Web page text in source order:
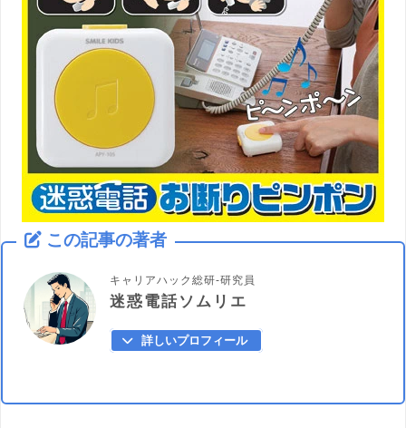
この記事の著者
キャリアハック総研-研究員
迷惑電話ソムリエ
詳しいプロフィール